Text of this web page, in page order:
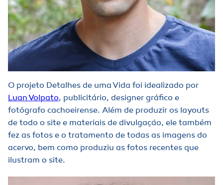
O projeto Detalhes de uma Vida foi idealizado por
Luan Volpato, publicitário, designer gráfico e
fotógrafo cachoeirense. Além de produzir os layouts
de todo o site e materiais de divulgação, ele também
fez as fotos e o tratamento de todas as imagens do
acervo, bem como produziu as fotos recentes que
ilustram o site.